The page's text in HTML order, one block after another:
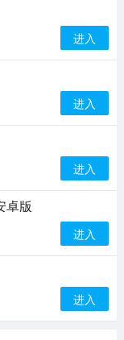
进入
进入
进入
卓版
进入
进入